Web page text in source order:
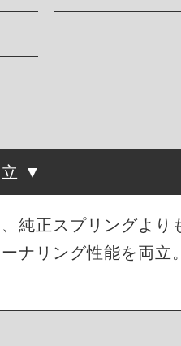
純正スプリングより
ナリング性能を両立